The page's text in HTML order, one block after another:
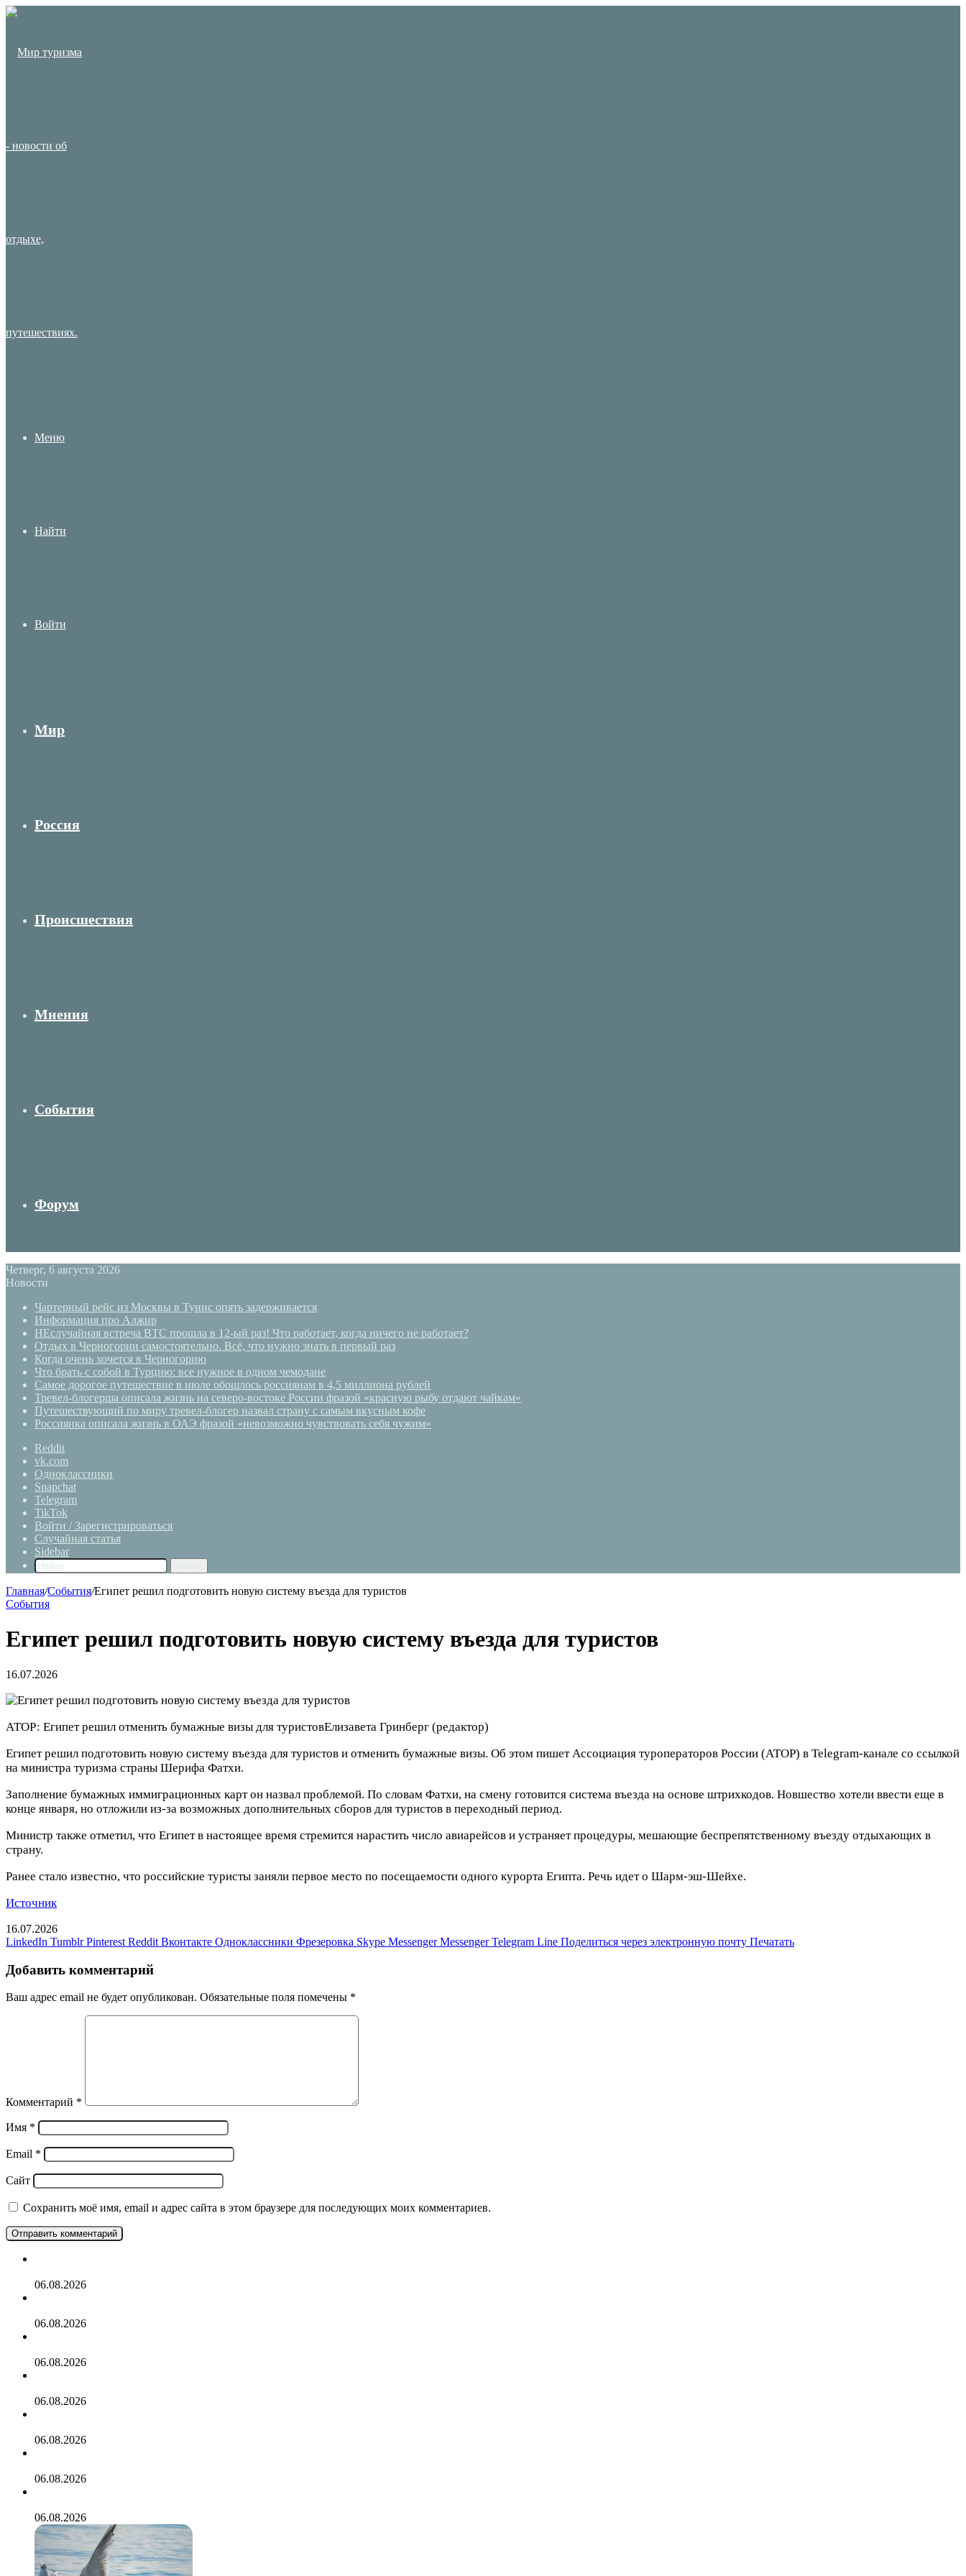
Меню
Найти
Войти
Мир
Россия
Происшествия
Мнения
События
Форум
Четверг, 6 августа 2026
Новости
Чартерный рейс из Москвы в Тунис опять задерживается
Информация про Алжир
НЕслучайная встреча BTC прошла в 12-ый раз! Что работает, когда ничего не работает?
Отдых в Черногории самостоятельно. Всё, что нужно знать в первый раз
Когда очень хочется в Черногорию
Что брать с собой в Турцию: все нужное в одном чемодане
Самое дорогое путешествие в июле обошлось россиянам в 4,5 миллиона рублей
Тревел-блогерша описала жизнь на северо-востоке России фразой «красную рыбу отдают чайкам»
Путешествующий по миру тревел-блогер назвал страну с самым вкусным кофе
Россиянка описала жизнь в ОАЭ фразой «невозможно чувствовать себя чужим»
Reddit
vk.com
Одноклассники
Snapchat
Telegram
TikTok
Войти / Зарегистрироваться
Случайная статья
Sidebar
Главная/События/Египет решил подготовить новую систему въезда для туристов
События
Египет решил подготовить новую систему въезда для туристов
16.07.2026
АТОР: Египет решил отменить бумажные визы для туристовЕлизавета Гринберг (редактор)
Египет решил подготовить новую систему въезда для туристов и отменить бумажные визы. Об этом пишет Ассоциация туроператоров России (АТОР) в Telegram-канале со ссылкой
на министра туризма страны Шерифа Фатхи.
Заполнение бумажных иммиграционных карт он назвал проблемой. По словам Фатхи, на смену готовится система въезда на основе штрихкодов. Новшество хотели ввести еще в
конце января, но отложили из-за возможных дополнительных сборов для туристов в переходный период.
Министр также отметил, что Египет в настоящее время стремится нарастить число авиарейсов и устраняет процедуры, мешающие беспрепятственному въезду отдыхающих в
страну.
Ранее стало известно, что российские туристы заняли первое место по посещаемости одного курорта Египта. Речь идет о Шарм-эш-Шейхе.
Источник
16.07.2026
LinkedIn Tumblr Pinterest Reddit Вконтакте Одноклассники Фрезеровка Skype Messenger Messenger Telegram Line Поделиться через электронную почту Печатать
Добавить комментарий
Ваш адрес email не будет опубликован. Обязательные поля помечены *
Комментарий *
Имя *
Email *
Сайт
Сохранить моё имя, email и адрес сайта в этом браузере для последующих моих комментариев.
06.08.2026
06.08.2026
06.08.2026
06.08.2026
06.08.2026
06.08.2026
06.08.2026